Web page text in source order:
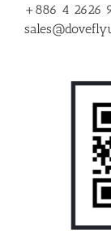
+886 4 2626